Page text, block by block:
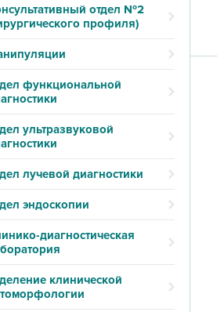
отдел №2
профиля)
функциональной
ультразвуковой
лучевой диагностики
эндоскопии
диагностическая
клинической